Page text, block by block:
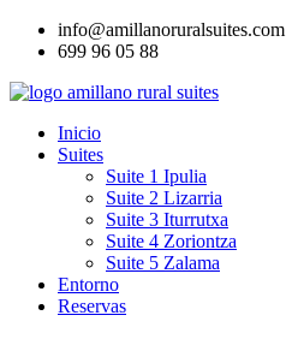
info@amillanoruralsuites.com
699 96 05 88
Inicio
Suites
Suite 1 Ipulia
Suite 2 Lizarria
Suite 3 Iturrutxa
Suite 4 Zoriontza
Suite 5 Zalama
Entorno
Reservas